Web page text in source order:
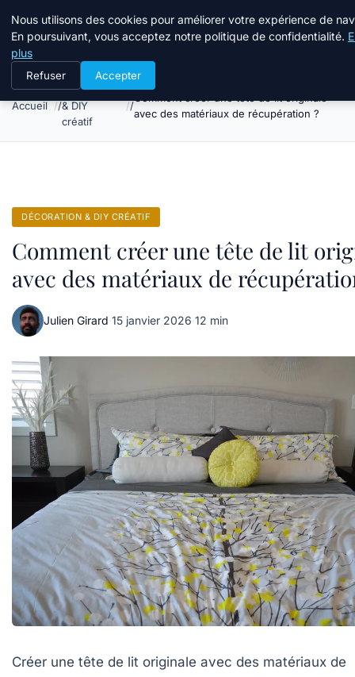
Atelier Designers
Accueil
Décoration
& DIY
créatif
avec des matériaux de récupération ?
DÉCORATION & DIY CRÉATIF
Comment créer une tête de lit
avec des matériaux de
Julien Girard·15 janvier 2026·12 min
Créer une tête de lit originale avec des matériaux de
Nous utilisons des cookies pour améliorer votre expérience de
En poursuivant, vous acceptez notre politique de confidentialité.
plus
Refuser Accepter